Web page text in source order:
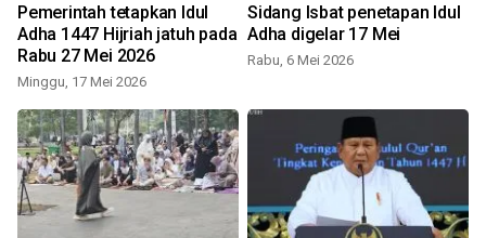
Pemerintah tetapkan Idul
Adha 1447 Hijriah jatuh pada
Rabu 27 Mei 2026
Minggu, 17 Mei 2026
Sidang Isbat penetapan Idul
Adha digelar 17 Mei
Rabu, 6 Mei 2026